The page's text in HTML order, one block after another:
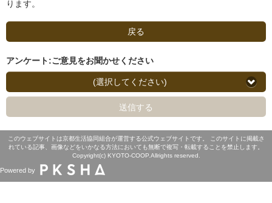
ります。
戻る
アンケート:ご意見をお聞かせください
(選択してください)
送信する
このウェブサイトは京都生活協同組合が運営する公式ウェブサイトです。 このサイトに掲載さ
れている記事、画像などをいかなる方法においても無断で複写・転載することを禁止します。
Copyright(c) KYOTO-COOP.Allrights reserved.
Powered by